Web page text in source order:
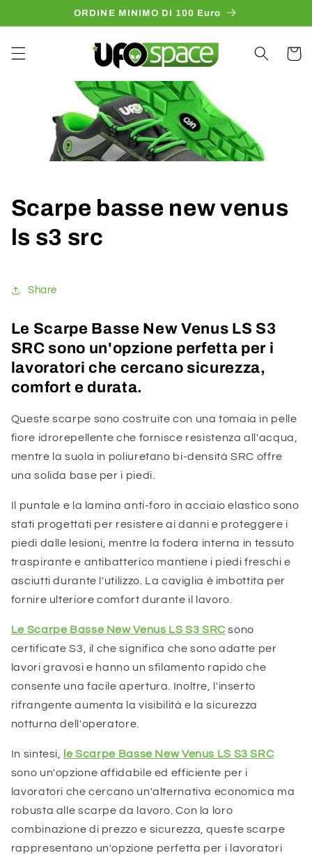
au
ORDINE MINIMO DI 100 Euro
Panier
Scarpe basse new venus
ls s3 src
Share
Le Scarpe Basse New Venus LS S3
SRC sono un'opzione perfetta per i
lavoratori che cercano sicurezza,
comfort e durata.
Queste scarpe sono costruite con una tomaia in pelle
fiore idrorepellente che fornisce resistenza all'acqua,
mentre la suola in poliuretano bi-densità SRC offre
una solida base per i piedi.
Il puntale e la lamina anti-foro in acciaio elastico sono
stati progettati per resistere ai danni e proteggere i
piedi dalle lesioni, mentre la fodera interna in tessuto
traspirante e antibatterico mantiene i piedi freschi e
asciutti durante l'utilizzo. La caviglia è imbottita per
fornire ulteriore comfort durante il lavoro.
Le Scarpe Basse New Venus LS S3 SRCsono
certificate S3, il che significa che sono adatte per
lavori gravosi e hanno un sfilamento rapido che
consente una facile apertura. Inoltre, l'inserto
rifrangente aumenta la visibilità e la sicurezza
notturna dell'operatore.
In sintesi,
le Scarpe Basse New Venus LS S3 SRC
sono un'opzione affidabile ed efficiente per i
lavoratori che cercano un'alternativa economica ma
robusta alle scarpe da lavoro. Con la loro
combinazione di prezzo e sicurezza, queste scarpe
rappresentano un'opzione perfetta per i lavoratori